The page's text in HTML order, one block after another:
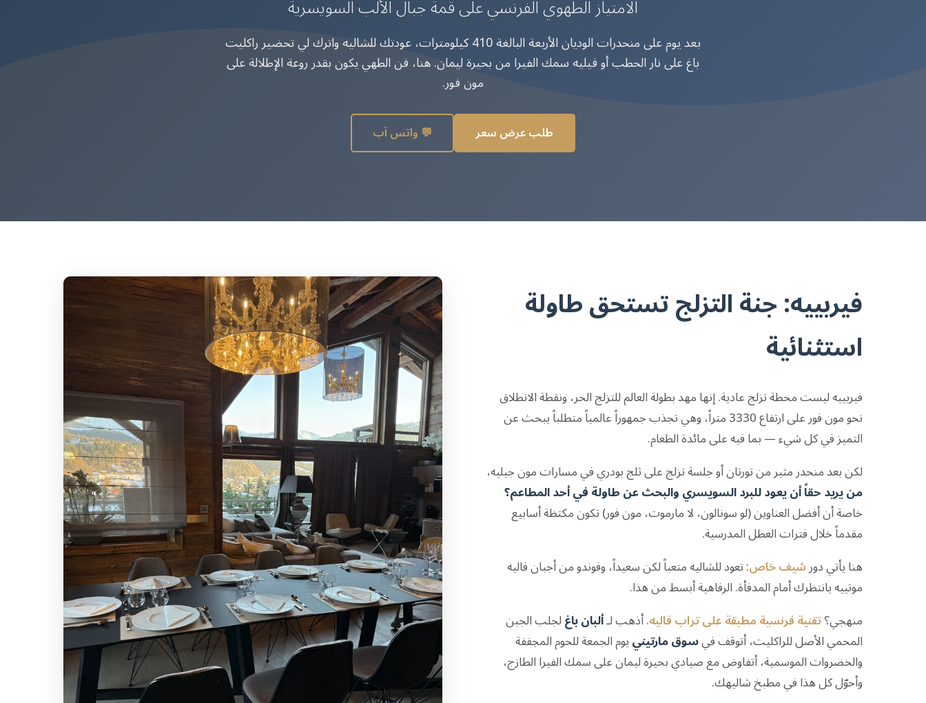
الامتياز الطهوي الفرنسي على قمة جبال الألب السويسرية
بعد يوم على منحدرات الوديان الأربعة البالغة 410 كيلومترات، عودتك للشاليه واترك لي تحضير راكليت
باغ على نار الحطب أو فيليه سمك الفيرا من بحيرة ليمان. هنا، فن الطهي يكون بقدر روعة الإطلالة على
مون فور.
طلب عرض سعر 💬 واتس آب
فيربييه: جنة التزلج تستحق طاولة
استثنائية
فيربييه ليست محطة تزلج عادية. إنها مهد بطولة العالم للتزلج الحر، ونقطة الانطلاق
نحو مون فور على ارتفاع 3330 متراً، وهي تجذب جمهوراً عالمياً متطلباً يبحث عن
التميز في كل شيء — بما فيه على مائدة الطعام.
لكن بعد منحدر مثير من تورتان أو جلسة تزلج على ثلج بودري في مسارات مون جيليه،
من يريد حقاً أن يعود للبرد السويسري والبحث عن طاولة في أحد المطاعم؟
خاصة أن أفضل العناوين (لو سونالون، لا مارموت، مون فور) تكون مكتظة أسابيع
مقدماً خلال فترات العطل المدرسية.
هنا يأتي دورشيف خاص: تعود للشاليه متعباً لكن سعيداً، وفوندو من أجبان فاليه
موتييه يانتظرك أمام المدفأة. الرفاهية أبسط من هذا.
منهجي؟تقنية فرنسية مطبقة على تراب فاليه. أذهب لـألبان باغلجلب الجبن
المحمي الأصل للراكليت، أتوقف فيسوق مارتينييوم الجمعة للحوم المجففة
والخضروات الموسمية، أتفاوض مع صيادي بحيرة ليمان على سمك الفيرا الطازج،
وأحوّل كل هذا في مطبخ شاليهك.